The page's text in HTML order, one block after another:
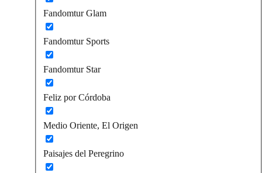
Fandomtur Glam
Fandomtur Sports
Fandomtur Star
Feliz por Córdoba
Medio Oriente, El Origen
Paisajes del Peregrino